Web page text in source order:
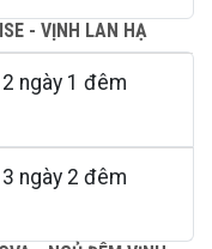
- VỊNH LAN HẠ
ngày 1 đêm
ngày 2 đêm